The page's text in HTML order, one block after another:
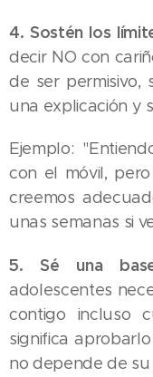
4. Sostén los
decir NO con
de ser permisivo,
una explicación y
Ejemplo:
con el móvil,
creemos
unas semanas si
5. Sé una
adolescentes
contigo incluso
significa
no depende de